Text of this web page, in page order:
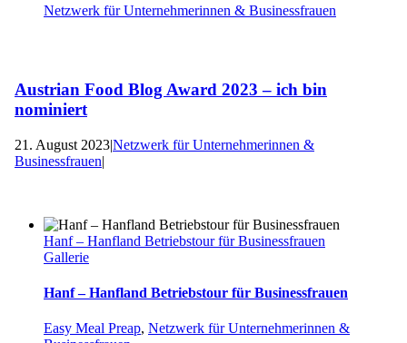
Netzwerk für Unternehmerinnen & Businessfrauen
Austrian Food Blog Award 2023 – ich bin
nominiert
21. August 2023|Netzwerk für Unternehmerinnen &
Businessfrauen|
Hanf – Hanfland Betriebstour für Businessfrauen
Gallerie
Hanf – Hanfland Betriebstour für Businessfrauen
Easy Meal Preap, Netzwerk für Unternehmerinnen &